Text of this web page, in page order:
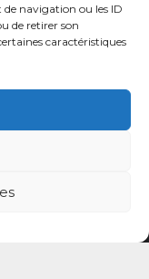
navigation ou les ID
de retirer son
caractéristiques